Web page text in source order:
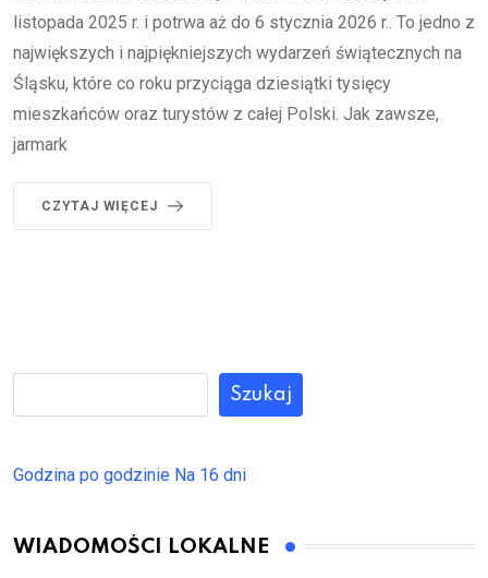
listopada 2025 r. i potrwa aż do 6 stycznia 2026 r.. To jedno z
największych i najpiękniejszych wydarzeń świątecznych na
Śląsku, które co roku przyciąga dziesiątki tysięcy
mieszkańców oraz turystów z całej Polski. Jak zawsze,
jarmark
CZYTAJ WIĘCEJ
Szukaj
Godzina po godzinie Na 16 dni
WIADOMOŚCI LOKALNE